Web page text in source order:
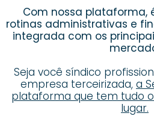
Com nossa plataforma,
rotinas administrativas e
integrada com os
Seja você síndico
empresa terceirizada, a
plataforma que tem tudo
lugar.